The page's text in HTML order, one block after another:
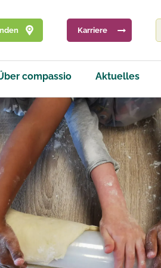
Karriere
compassio Aktuelles